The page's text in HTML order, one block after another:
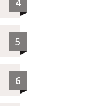
4
5
6